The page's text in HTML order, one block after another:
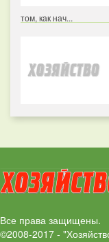
том, как нач...
Все права защищены.
©2008-2017 -